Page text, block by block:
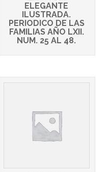
ELEGANTE
ILUSTRADA.
PERIODICO DE LAS
FAMILIAS AÑO LXII.
NUM. 25 AL 48.